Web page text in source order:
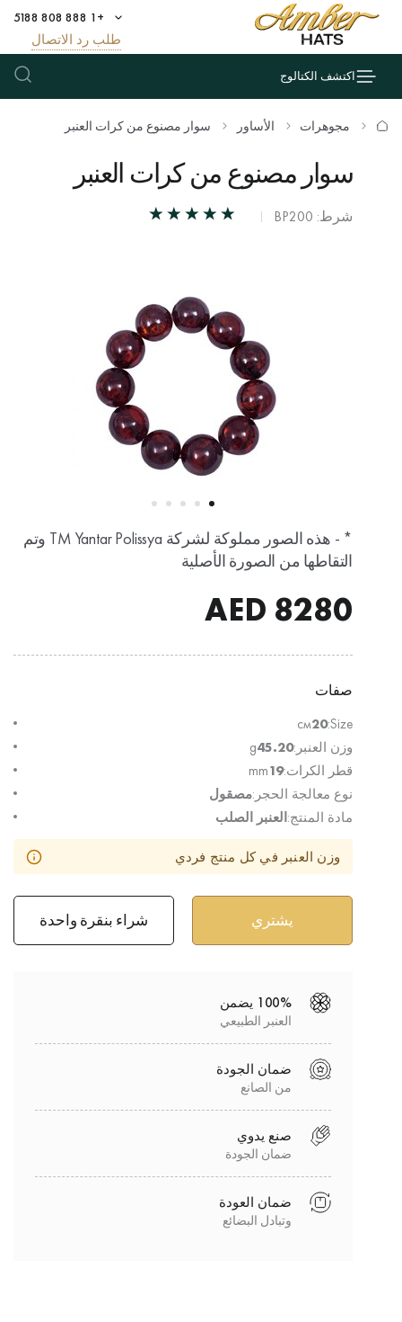
+1 888 808 5188
طلب رد الاتصال
اكتشف الكتالوج
مجوهرات الأساور سوار مصنوع من كرات العنبر
سوار مصنوع من كرات العنبر
شرط: BP200
* - هذه الصور مملوكة لشركة TM Yantar Polissya وتم
التقاطها من الصورة الأصلية
8280
صفات
Size:
20
см
وزن العنبر:45.20
g
قطر الكرات:19
mm
نوع معالجة الحجر:مصقول
مادة المنتج:العنبر الصلب
وزن العنبر في كل منتج فردي
شراء بنقرة واحدة
100% يضمن
العنبر الطبيعي
ضمان الجودة
من الصانع
صنع يدوي
ضمان الجودة
ضمان العودة
وتبادل البضائع